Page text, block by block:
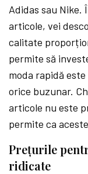
Adidas sau Nike.
articole, vei
calitate
permite să
moda rapidă
orice buzunar.
articole nu este
permite ca
Prețurile
ridicate